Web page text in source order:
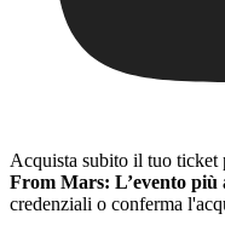
Acquista subito il tuo ticket
From Mars: L’evento più
credenziali o conferma